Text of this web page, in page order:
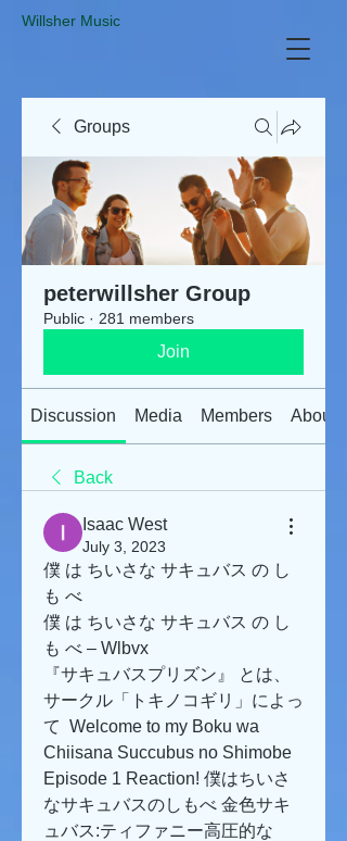
​Willsher Music
Groups
peterwillsher Group
Public · 281 members
Join
Discussion Media Members About
Back
Isaac West
July 3, 2023
僕 は ちいさな サキュバス の し
も べ
僕 は ちいさな サキュバス の し
も べ – Wlbvx
『サキュバスプリズン』 とは、
サークル「トキノコギリ」によっ
て  Welcome to my Boku wa
Chiisana Succubus no Shimobe
Episode 1 Reaction! 僕はちいさ
なサキュバスのしもべ 金色サキ
ュバス:ティファニー高圧的な